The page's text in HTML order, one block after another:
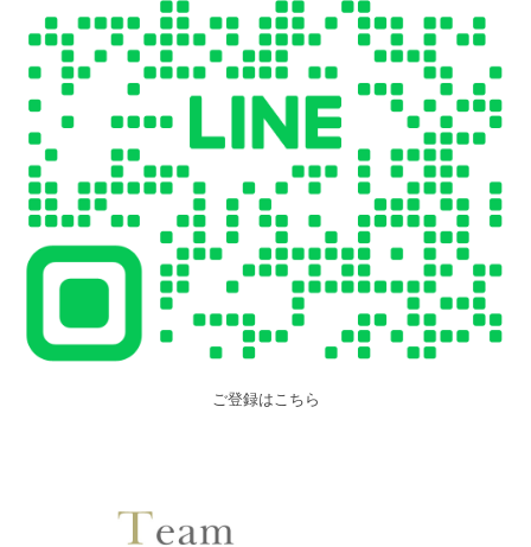
ご登録はこちら